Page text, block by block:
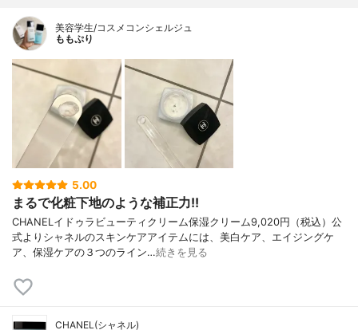
美容学生/コスメコンシェルジュ
ももぷり
5.00
まるで化粧下地のような補正力!!
CHANELイドゥラビューティクリーム保湿クリーム9,020円（税込）公
式よりシャネルのスキンケアアイテムには、美白ケア、エイジングケ
ア、保湿ケアの３つのライン…続きを見る
CHANEL(シャネル)